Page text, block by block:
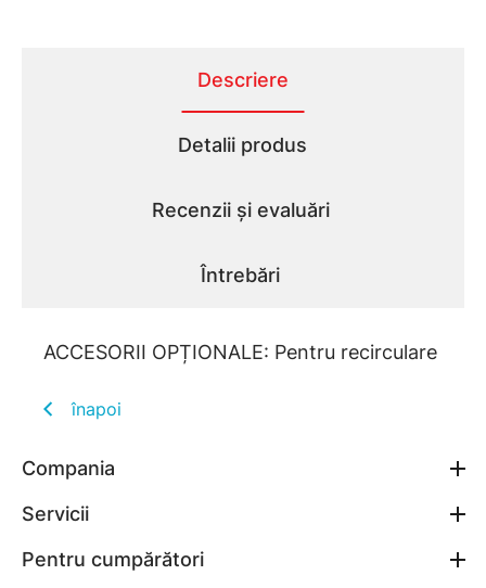
Descriere
Detalii produs
Recenzii și evaluări
Întrebări
ACCESORII OPȚIONALE: Pentru recirculare
înapoi
Compania
Servicii
Pentru cumpărători